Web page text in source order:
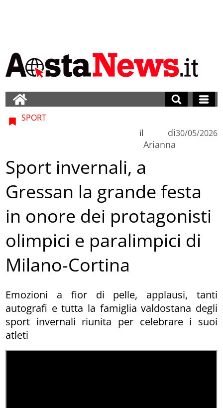
SPORT
di
Arianna
il 30/05/2026
Sport invernali, a
Gressan la grande festa
in onore dei protagonisti
olimpici e paralimpici di
Milano-Cortina
Emozioni a fior di pelle, applausi, tanti
autografi e tutta la famiglia valdostana degli
sport invernali riunita per celebrare i suoi
atleti